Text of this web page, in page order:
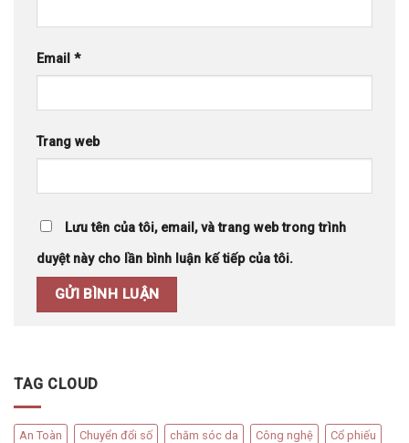
Email *
Trang web
Lưu tên của tôi, email, và trang web trong trình
duyệt này cho lần bình luận kế tiếp của tôi.
TAG CLOUD
An Toàn Chuyển đổi số chăm sóc da Công nghệ Cổ phiếu